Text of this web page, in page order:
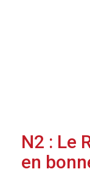
N2 : Le
en